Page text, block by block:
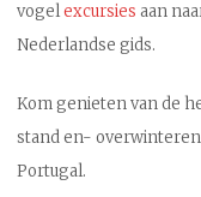
vogelexcursies aan
Nederlandse gids.
Kom genieten van de
stand en-
Portugal.